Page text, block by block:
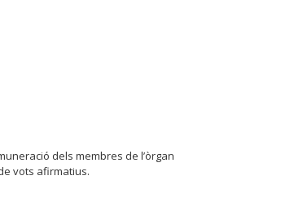
dels membres de l’òrgan
vots afirmatius.